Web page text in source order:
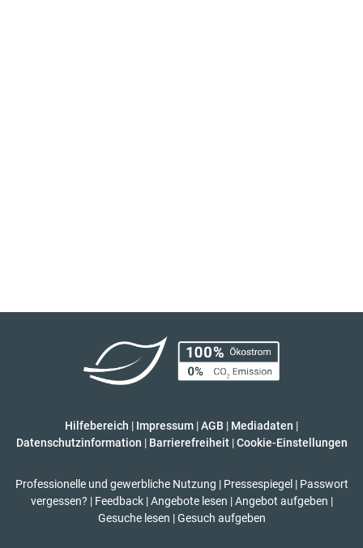
Hilfebereich | Impressum |AGB | Mediadaten |
Datenschutzinformation | Barrierefreiheit | Cookie-Einstellungen
Professionelle und gewerbliche Nutzung | Pressespiegel | Passwort
vergessen? | Feedback | Angebote lesen | Angebot aufgeben |
Gesuche lesen | Gesuch aufgeben